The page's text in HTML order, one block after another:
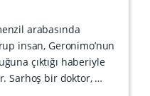
arabasında
insan, Geronimo’nun
çıktığı haberiyle
Sarhoş bir doktor, …